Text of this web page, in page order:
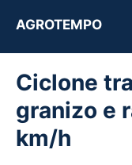
AGROTEMPO
Ciclone
granizo e
km/h